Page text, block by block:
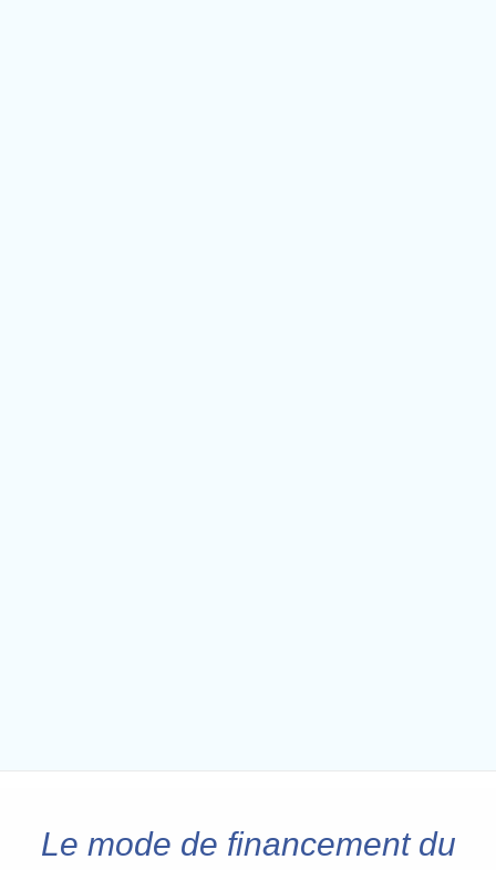
Le mode de financement du